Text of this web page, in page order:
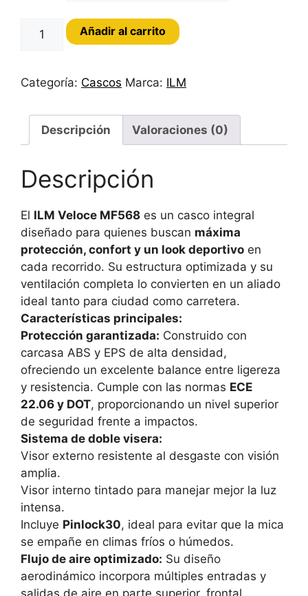
Casco
Ilm
Azul
Rojo
Y
Con
cantidad
Añadir al carrito
Categoría: Cascos Marca: ILM
Descripción Valoraciones (0)
Descripción
El ILM Veloce MF568 es un casco integral
diseñado para quienes buscan máxima
protección, confort y un look deportivo en
cada recorrido. Su estructura optimizada y su
ventilación completa lo convierten en un aliado
ideal tanto para ciudad como carretera.
Características principales:
Protección garantizada: Construido con
carcasa ABS y EPS de alta densidad,
ofreciendo un excelente balance entre ligereza
y resistencia. Cumple con las normas ECE
22.06 y DOT, proporcionando un nivel superior
de seguridad frente a impactos.
Sistema de doble visera:
Visor externo resistente al desgaste con visión
amplia.
Visor interno tintado para manejar mejor la luz
intensa.
Incluye Pinlock30, ideal para evitar que la mica
se empañe en climas fríos o húmedos.
Flujo de aire optimizado: Su diseño
aerodinámico incorpora múltiples entradas y
salidas de aire en parte superior, frontal,